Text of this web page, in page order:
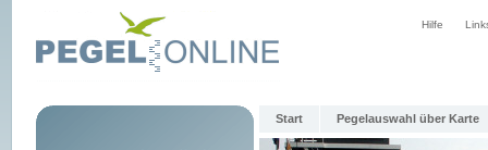
Hilfe
Start Pegelauswahl über Karte